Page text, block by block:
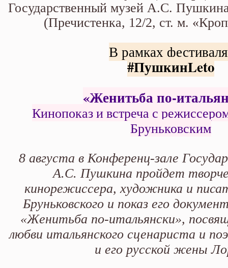
Александром Бруньковским
Государственный музей А.С.
(Пречистенка, 12/2, ст. м.
В рамках
#ПушкинLeto
«Женитьба по-
Кинопоказ и встреча с
Бруньковским
8 августа в Конференц-зале
А.С. Пушкина пройдет
кинорежиссера, художника и
Бруньковского и показ его
«Женитьба по-итальянски»,
любви итальянского сценариста и
и его русской жены